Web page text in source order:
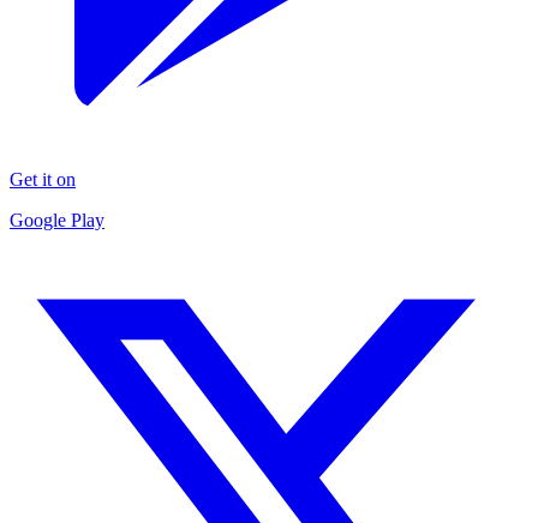
Get it on
Google Play